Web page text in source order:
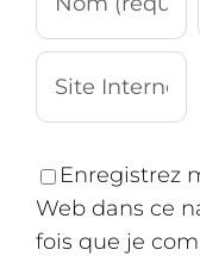
Enregistrez
Web dans ce
fois que je